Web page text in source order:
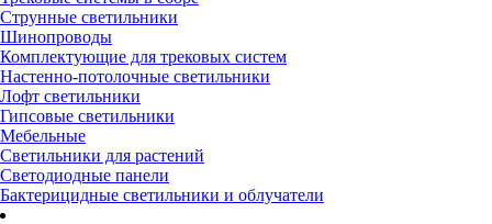
Струнные светильники
Шинопроводы
Комплектующие для трековых систем
Настенно-потолочные светильники
Лофт светильники
Гипсовые светильники
Мебельные
Светильники для растений
Светодиодные панели
Бактерицидные светильники и облучатели